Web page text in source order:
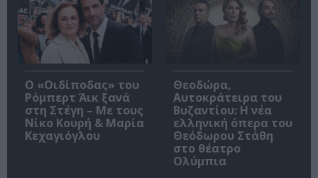
O «Οιδίποδας» του
Ρόμπερτ Άικ ξανά
στη Στέγη – Με τους
Νίκο Κουρή & Μαρία
Κεχαγιόγλου
Θεοδώρα,
Αυτοκράτειρα του
Βυζαντίου: Η νέα
ελληνική όπερα του
Θεόδωρου Στάθη
στο θέατρο
Ολύμπια